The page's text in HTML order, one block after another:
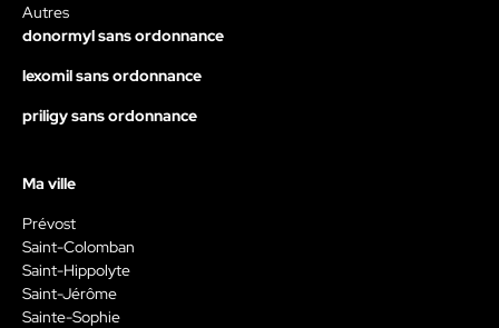
Autres
donormyl sans ordonnance
lexomil sans ordonnance
priligy sans ordonnance
Ma ville
Prévost
Saint-Colomban
Saint-Hippolyte
Saint-Jérôme
Sainte-Sophie